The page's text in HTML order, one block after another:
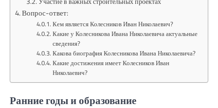
Вопрос-ответ:
Кем является Колесников Иван Николаевич?
Какие у Колесникова Ивана Николаевича актуальные
сведения?
Какова биография Колесникова Ивана Николаевича?
Какие достижения имеет Колесников Иван
Николаевич?
Ранние годы и образование